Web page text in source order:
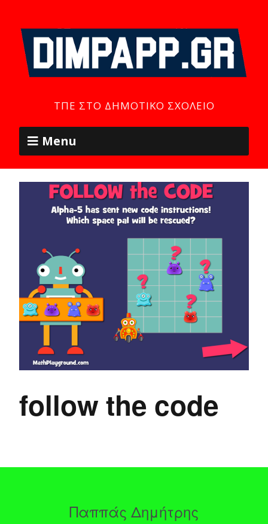
ΤΠΕ ΣΤΟ ΔΗΜΟΤΙΚΌ ΣΧΟΛΕΊΟ
Menu
follow the code
Παππάς Δημήτρης